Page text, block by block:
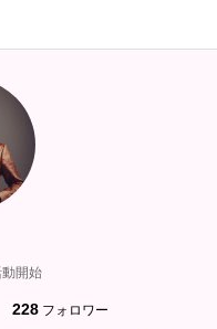
開始
228 フォロワー